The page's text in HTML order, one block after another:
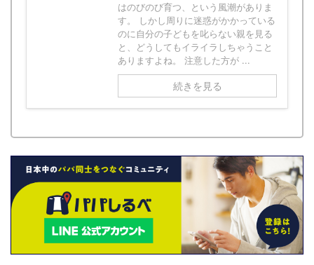
はのびのび育つ、という風潮がありま
す。 しかし周りに迷惑がかかっている
のに自分の子どもを叱らない親を見る
と、どうしてもイライラしちゃうこと
ありますよね。 注意した方が ...
続きを見る